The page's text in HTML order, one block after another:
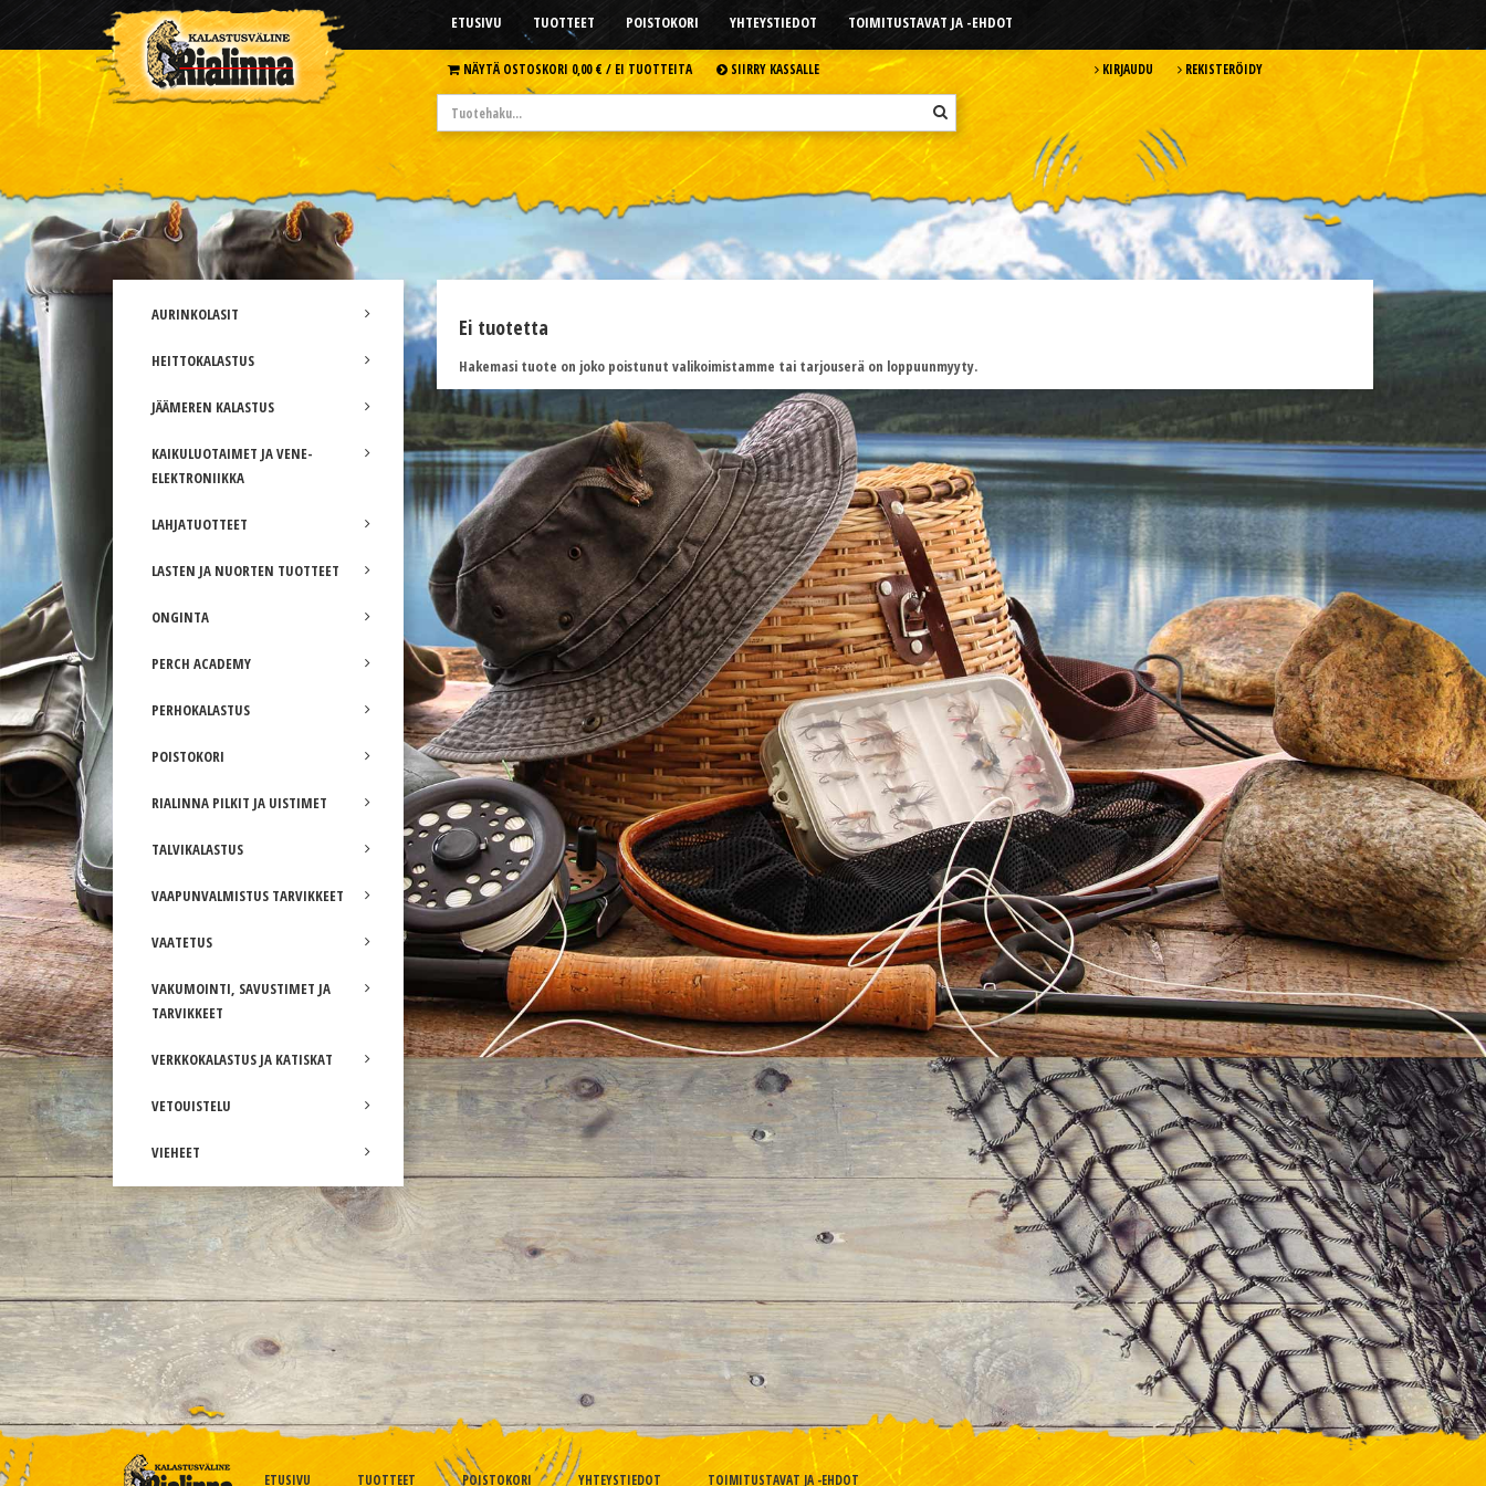
ETUSIVU TUOTTEET POISTOKORI YHTEYSTIEDOT TOIMITUSTAVAT JA -EHDOT
NÄYTÄ OSTOSKORI 0,00 € /EI TUOTTEITA SIIRRY KASSALLE KIRJAUDU REKISTERÖIDY
AURINKOLASIT
HEITTOKALASTUS
JÄÄMEREN KALASTUS
KAIKULUOTAIMET JA VENE-
ELEKTRONIIKKA
LAHJATUOTTEET
LASTEN JA NUORTEN TUOTTEET
ONGINTA
PERCH ACADEMY
PERHOKALASTUS
POISTOKORI
RIALINNA PILKIT JA UISTIMET
TALVIKALASTUS
VAAPUNVALMISTUS TARVIKKEET
VAATETUS
VAKUMOINTI, SAVUSTIMET JA
TARVIKKEET
VERKKOKALASTUS JA KATISKAT
VETOUISTELU
VIEHEET
Ei tuotetta
Hakemasi tuote on joko poistunut valikoimistamme tai tarjouserä on loppuunmyyty.
ETUSIVU TUOTTEET POISTOKORI YHTEYSTIEDOT TOIMITUSTAVAT JA -EHDOT